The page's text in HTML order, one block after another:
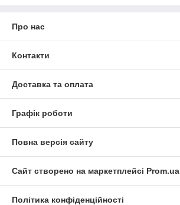
Про нас
Контакти
Доставка та оплата
Графік роботи
Повна версія сайту
Сайт створено на маркетплейсі Prom.ua
Політика конфіденційності